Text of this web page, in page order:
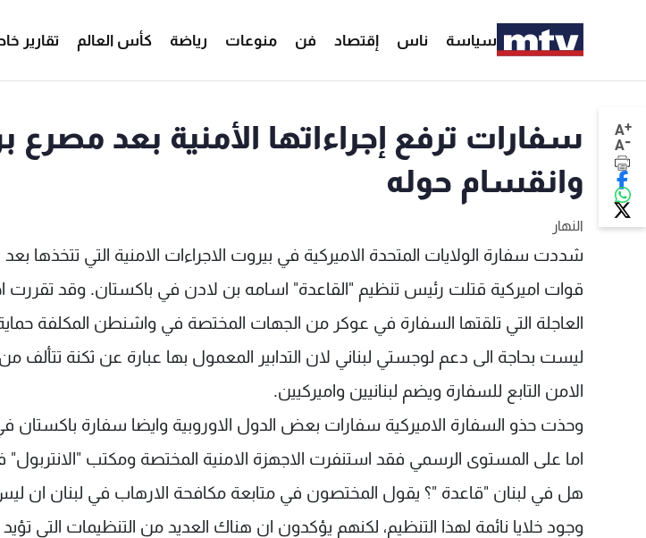
سياسة ناس إقتصاد فن منوعات رياضة كأس العالم تقارير
A+
A-
سفارات ترفع إجراءاتها الأمنية بعد مصرع
وانقسام حوله
النهار
شددت سفارة الولايات المتحدة الاميركية في بيروت الاجراءات الامنية التي تتخذها بعد
قوات اميركية قتلت رئيس تنظيم "القاعدة" اسامه بن لادن في باكستان. وقد تقررت
العاجلة التي تلقتها السفارة في عوكر من الجهات المختصة في واشنطن المكلفة
ليست بحاجة الى دعم لوجستي لبناني لان التدابير المعمول بها عبارة عن ثكنة تتألف
الامن التابع للسفارة ويضم لبنانيين واميركيين.
وحذت حذو السفارة الاميركية سفارات بعض الدول الاوروبية وايضا سفارة باكستان
اما على المستوى الرسمي فقد استنفرت الاجهزة الامنية المختصة ومكتب "الانتربول"
هل في لبنان "قاعدة "؟ يقول المختصون في متابعة مكافحة الارهاب في لبنان ان
وجود خلايا نائمة لهذا التنظيم، لكنهم يؤكدون ان هناك العديد من التنظيمات التي